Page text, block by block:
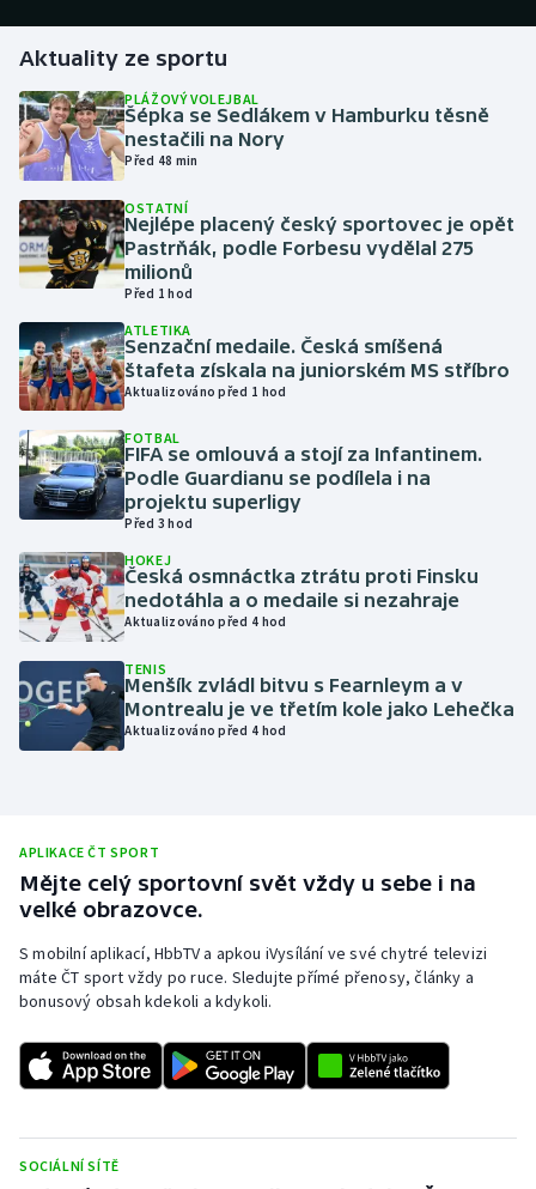
Futsal
Golf
Gymnastika
Házená
Jezdectví
Judo
Krasobruslení
Lezení
Lyže a snowboard
Moderní pětiboj
Motorsport
Olympijské hry
Parasport
Plážový volejbal
Ragby
Rychlobruslení
Short track
Sportovní střelba
Aktuality ze sportu
PLÁŽOVÝ VOLEJBAL
Šépka se Sedlákem v Hamburku těsně
nestačili na Nory
Před 48 min
OSTATNÍ
Nejlépe placený český sportovec je opět
Pastrňák, podle Forbesu vydělal 275
milionů
Před 1 hod
ATLETIKA
Senzační medaile. Česká smíšená
štafeta získala na juniorském MS stříbro
Aktualizováno před 1 hod
FOTBAL
FIFA se omlouvá a stojí za Infantinem.
Podle Guardianu se podílela i na
projektu superligy
Před 3 hod
HOKEJ
Česká osmnáctka ztrátu proti Finsku
nedotáhla a o medaile si nezahraje
Aktualizováno před 4 hod
TENIS
Menšík zvládl bitvu s Fearnleym a v
Montrealu je ve třetím kole jako Lehečka
Aktualizováno před 4 hod
APLIKACE ČT SPORT
Mějte celý sportovní svět vždy u sebe i na
velké obrazovce.
S mobilní aplikací, HbbTV a apkou iVysílání ve své chytré televizi
máte ČT sport vždy po ruce. Sledujte přímé přenosy, články a
bonusový obsah kdekoli a kdykoli.
SOCIÁLNÍ SÍTĚ